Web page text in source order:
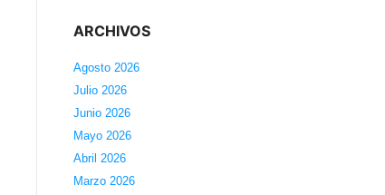
ARCHIVOS
Agosto 2026
Julio 2026
Junio 2026
Mayo 2026
Abril 2026
Marzo 2026